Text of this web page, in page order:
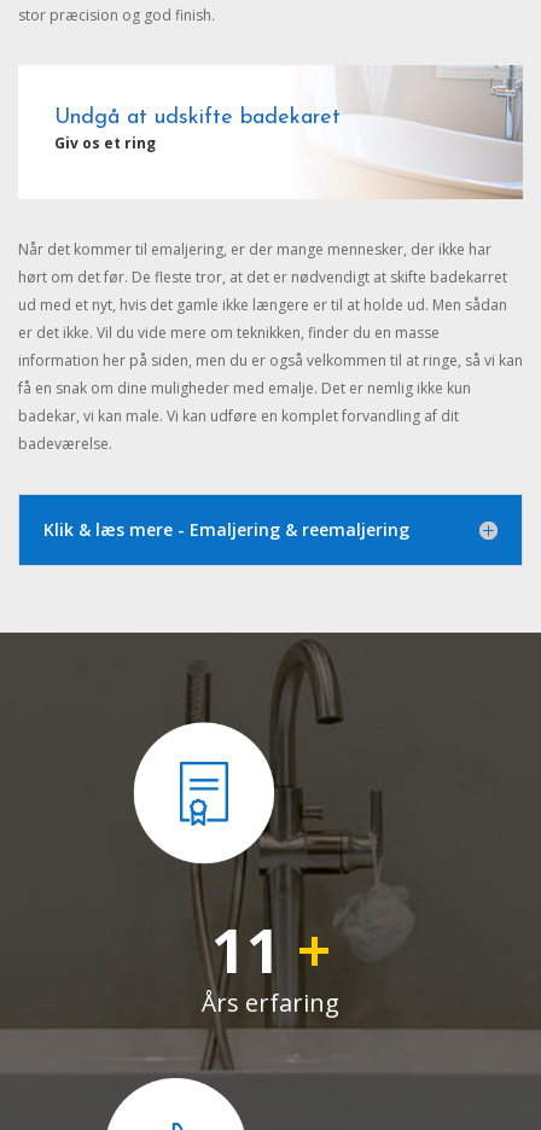
stor præcision og god finish.
Undgå at udskifte badekaret
Giv os et ring
Når det kommer til emaljering, er der mange mennesker, der ikke har
hørt om det før. De fleste tror, at det er nødvendigt at skifte badekarret
ud med et nyt, hvis det gamle ikke længere er til at holde ud. Men sådan
er det ikke. Vil du vide mere om teknikken, finder du en masse
information her på siden, men du er også velkommen til at ringe, så vi kan
få en snak om dine muligheder med emalje. Det er nemlig ikke kun
badekar, vi kan male. Vi kan udføre en komplet forvandling af dit
badeværelse.
Klik & læs mere - Emaljering & reemaljering
11 +
Års erfaring